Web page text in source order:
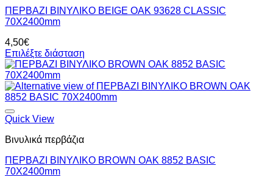
ΠΕΡΒΑΖΙ BIΝΥΛΙΚΟ BEIGE OAK 93628 CLASSIC
70Χ2400mm
4,50€
Επιλέξτε διάσταση
Quick View
Βινυλικά περβάζια
ΠΕΡΒΑΖΙ BIΝΥΛΙΚΟ BROWN OAK 8852 BASIC
70Χ2400mm